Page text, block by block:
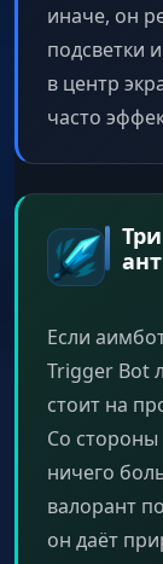
иначе, он
подсветки
в центр
часто
Если
Trigger Bot
стоит на
Со стороны
ничего
валорант
он даёт